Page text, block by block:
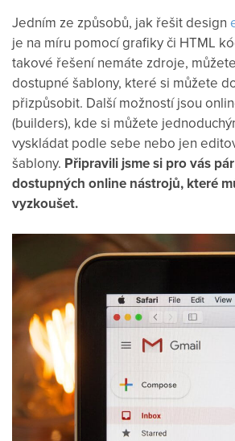
Jedním ze způsobů, jak řešit design
je na míru pomocí grafiky či HTML
takové řešení nemáte zdroje,
dostupné šablony, které si můžete
přizpůsobit. Další možností jsou
(builders), kde si můžete
vyskládat podle sebe nebo jen
šablony. Připravili jsme si pro vás
dostupných online nástrojů, které
vyzkoušet.